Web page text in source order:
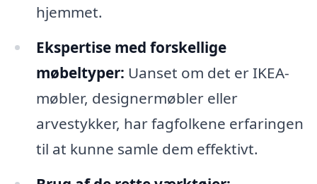
hjemmet.
Ekspertise med forskellige
møbeltyper: Uanset om det er IKEA-
møbler, designermøbler eller
arvestykker, har fagfolkene erfaringen
til at kunne samle dem effektivt.